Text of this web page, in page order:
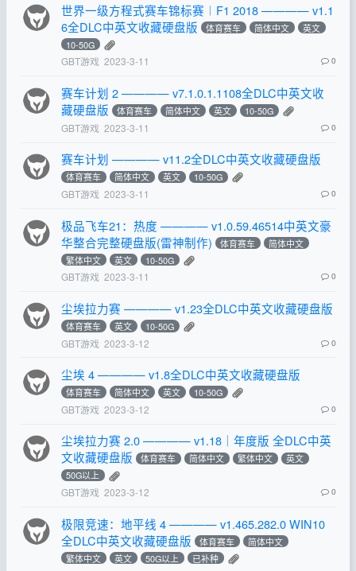
世界一级方程式赛车锦标赛︱F1 2018 ———— v1.1
6全DLC中英文收藏硬盘版
体育赛车 简体中文
英文
10-50G
GBT游戏 2023-3-11 0
赛车计划 2 ———— v7.1.0.1.1108全DLC中英文收
藏硬盘版
体育赛车 简体中文 英文 10-50G
GBT游戏 2023-3-11 0
赛车计划 ———— v11.2全DLC中英文收藏硬盘版
体育赛车 简体中文 英文 10-50G
GBT游戏 2023-3-11 0
极品飞车21：热度 ———— v1.0.59.46514中英文豪
华整合完整硬盘版(雷神制作)
体育赛车
简体中文
繁体中文
英文 10-50G
GBT游戏 2023-3-11 0
尘埃拉力赛 ———— v1.23全DLC中英文收藏硬盘版
体育赛车 英文 10-50G
GBT游戏 2023-3-12 0
尘埃 4 ———— v1.8全DLC中英文收藏硬盘版
体育赛车 简体中文 英文 10-50G
GBT游戏 2023-3-12 0
尘埃拉力赛 2.0 ———— v1.18｜年度版 全DLC中英
文收藏硬盘版
体育赛车 简体中文 繁体中文
英文
50G以上
GBT游戏 2023-3-12 0
极限竞速：地平线 4 ———— v1.465.282.0 WIN10
全DLC中英文收藏硬盘版
体育赛车
简体中文
繁体中文
英文 50G以上 已补种